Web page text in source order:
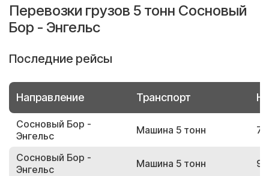
Перевозки грузов 5 тонн Сосновый
Бор - Энгельс
Последние рейсы
Направление Транспорт
Сосновый Бор -
Энгельс
Машина 5 тонн
Сосновый Бор -
Энгельс
Машина 5 тонн